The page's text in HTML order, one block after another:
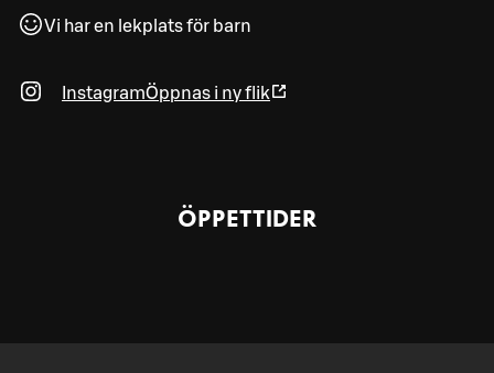
Vi har en lekplats för barn
InstagramÖppnas i ny flik
ÖPPETTIDER